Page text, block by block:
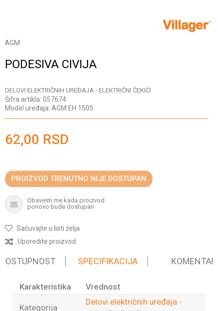
AGM
PODESIVA CIVIJA
DELOVI ELEKTRIČNIH UREĐAJA - ELEKTRIČNI ČEKIĆI
Šifra artikla: 057674
Model uređaja: AGM EH 1505
62,00 RSD
PROIZVOD TRENUTNO NIJE DOSTUPAN
Obavesti me kada proizvod
ponovo bude dostupan
Sačuvajte u listi želja
Uporedite proizvod
SPECIFIKACIJA
Karakteristika Vrednost
Kategorija
Delovi električnih uređaja -